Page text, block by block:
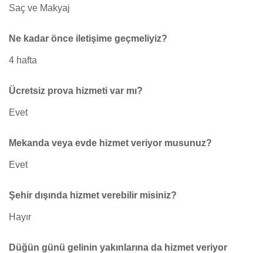
Saç ve Makyaj
Ne kadar önce iletişime geçmeliyiz?
4 hafta
Ücretsiz prova hizmeti var mı?
Evet
Mekanda veya evde hizmet veriyor musunuz?
Evet
Şehir dışında hizmet verebilir misiniz?
Hayır
Düğün günü gelinin yakınlarına da hizmet veriyor